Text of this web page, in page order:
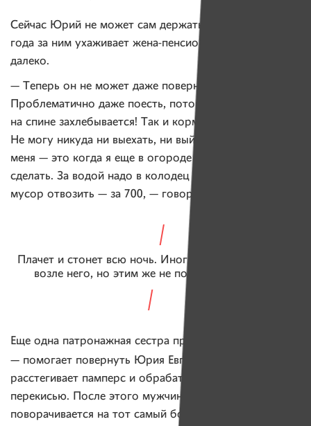
Сейчас Юрий не может сам держать голову. И четыре
года за ним ухаживает жена-пенсионерка, дети живут
далеко.
— Теперь он не может даже повернуться.
Проблематично даже поесть, потому что лежа
на спине захлебывается! Так и кормлю на боку.
Не могу никуда ни выехать, ни выйти… Отдых для
меня — это когда я еще в огороде успеваю что-то
сделать. За водой надо в колодец ехать метров 300,
мусор отвозить — за 700, — говорит жена Юрия.
Плачет и стонет всю ночь. Иногда сядешь и плачешь
возле него, но этим же не поможешь, правда?
Еще одна патронажная сестра проекта —
— помогает повернуть Юрия Евгеньевича,
расстегивает памперс и обрабатывает пролежни
перекисью. После этого мужчина вновь
поворачивается на тот самый бок — видимо, ему